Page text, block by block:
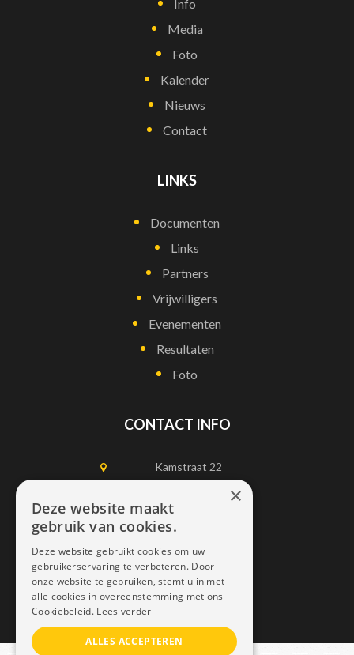
Info
Media
Foto
Kalender
Nieuws
Contact
LINKS
Documenten
Links
Partners
Vrijwilligers
Evenementen
Resultaten
Foto
CONTACT INFO
Kamstraat 22
1750 Lennik
0497452898
info@dais.be
×
Deze website maakt
gebruik van cookies.
Deze website gebruikt cookies om uw
gebruikerservaring te verbeteren. Door
onze website te gebruiken, stemt u in met
alle cookies in overeenstemming met ons
Cookiebeleid. Lees verder
ALLES ACCEPTEREN